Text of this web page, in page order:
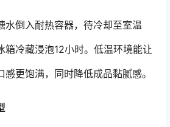
水倒入耐热容器，待冷却至室温
箱冷藏浸泡12小时。低温环境能让
更饱满，同时降低成品黏腻感。